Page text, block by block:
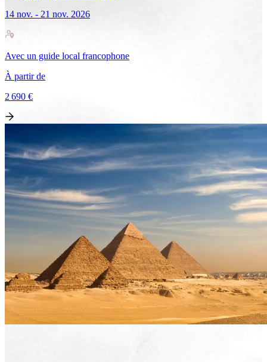
14 nov. - 21 nov. 2026
Avec un guide local francophone
À partir de
2 690 €
Voir le voyage